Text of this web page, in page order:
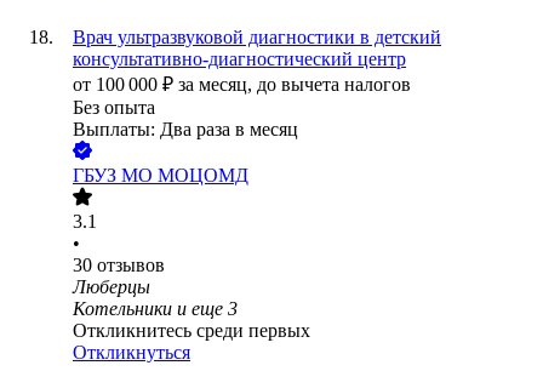
Врач ультразвуковой диагностики в детский
консультативно-диагностический центр
от 100 000 ₽ за месяц, до вычета налогов
Без опыта
Выплаты: Два раза в месяц
ГБУЗ МО МОЦОМД
3.1
•
30 отзывов
Люберцы
Котельники и еще 3
Откликнитесь среди первых
Откликнуться